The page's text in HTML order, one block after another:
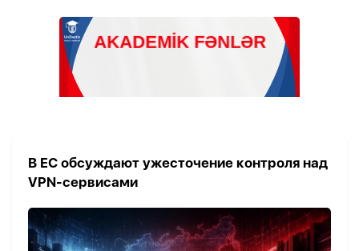
В ЕС обсуждают ужесточение контроля над
VPN-сервисами